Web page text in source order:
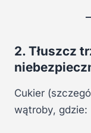
2. Tłuszcz
Cukier
wątroby, gdzie: